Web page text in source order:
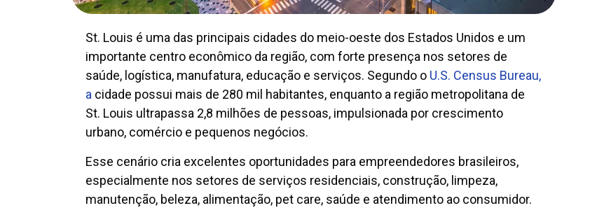
St. Louis é uma das principais cidades do meio-oeste dos Estados Unidos e um
importante centro econômico da região, com forte presença nos setores de
saúde, logística, manufatura, educação e serviços. Segundo o U.S. Census Bureau,
a cidade possui mais de 280 mil habitantes, enquanto a região metropolitana de
St. Louis ultrapassa 2,8 milhões de pessoas, impulsionada por crescimento
urbano, comércio e pequenos negócios.
Esse cenário cria excelentes oportunidades para empreendedores brasileiros,
especialmente nos setores de serviços residenciais, construção, limpeza,
manutenção, beleza, alimentação, pet care, saúde e atendimento ao consumidor.